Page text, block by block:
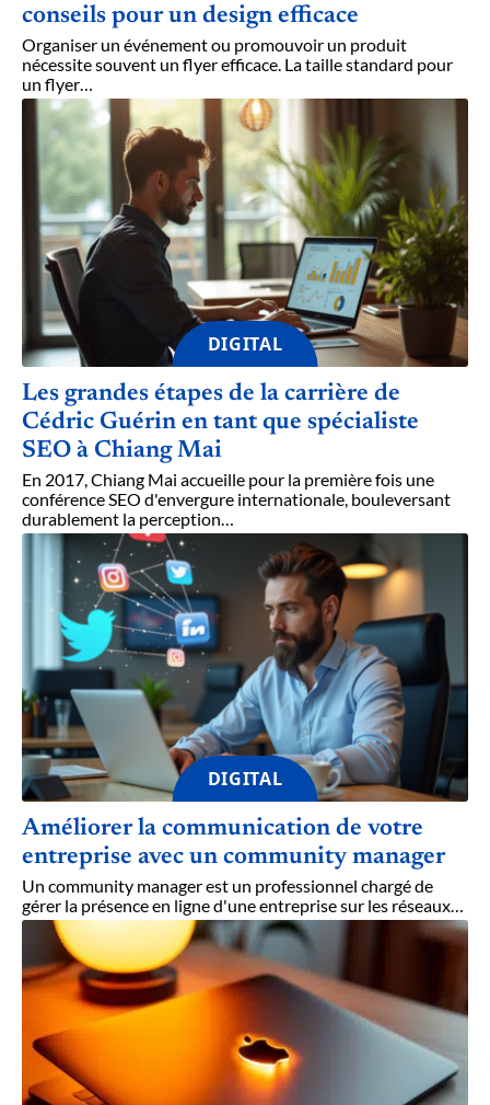
conseils pour un design efficace
Organiser un événement ou promouvoir un produit
nécessite souvent un flyer efficace. La taille standard pour
un flyer…
DIGITAL
Les grandes étapes de la carrière de
Cédric Guérin en tant que spécialiste
SEO à Chiang Mai
En 2017, Chiang Mai accueille pour la première fois une
conférence SEO d'envergure internationale, bouleversant
durablement la perception…
DIGITAL
Améliorer la communication de votre
entreprise avec un community manager
Un community manager est un professionnel chargé de
gérer la présence en ligne d'une entreprise sur les réseaux